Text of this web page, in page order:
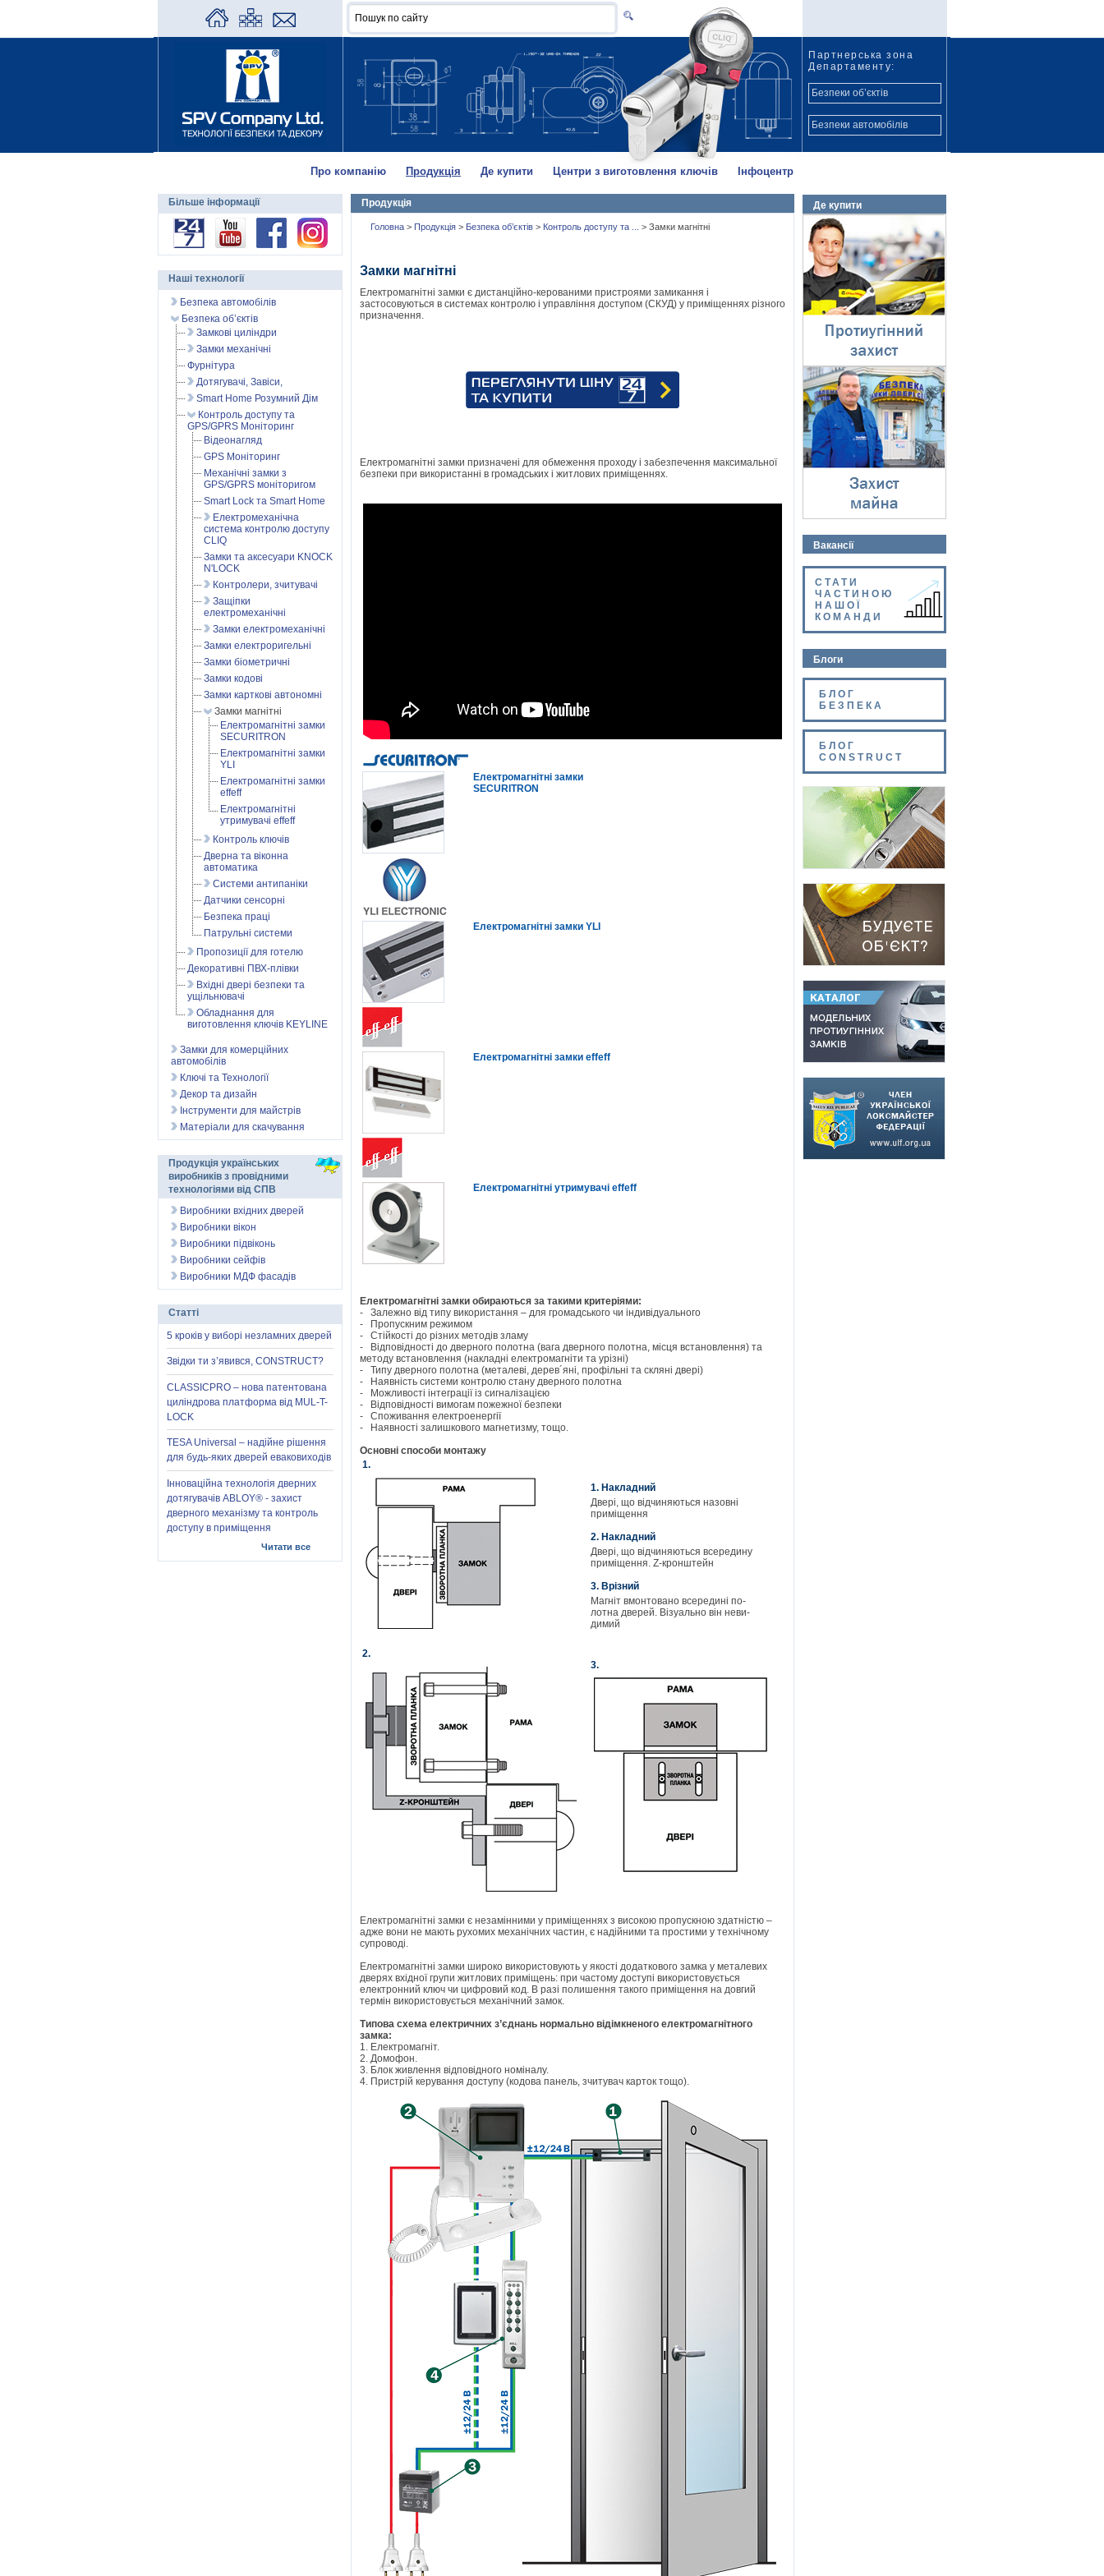
Партнерська зона
Департаменту:
Безпеки об’єктів
Безпеки автомобілів
Про компанію Продукція Де купити Центри з виготовлення ключів Інфоцентр
Продукція
Головна > Продукція > Безпека об’єктів > Контроль доступу та ... > Замки магнітні
Замки магнітні
Електромагнітні замки є дистанційно-керованими пристроями замикання і
застосовуються в системах контролю і управління доступом (СКУД) у приміщеннях різного
призначення.
Електромагнітні замки призначені для обмеження проходу і забезпечення максимальної
безпеки при використанні в громадських і житлових приміщеннях.
Електромагнітні замки
SECURITRON
Електромагнітні замки YLI
Електромагнітні замки effeff
Електромагнітні утримувачі effeff
Електромагнітні замки обираються за такими критеріями:
- Залежно від типу використання – для громадського чи індивідуального
- Пропускним режимом
- Стійкості до різних методів зламу
- Відповідності до дверного полотна (вага дверного полотна, місця встановлення) та
методу встановлення (накладні електромагніти та урізні)
- Типу дверного полотна (металеві, дерев´яні, профільні та скляні двері)
- Наявність системи контролю стану дверного полотна
- Можливості інтеграції із сигналізацією
- Відповідності вимогам пожежної безпеки
- Споживання електроенергії
- Наявності залишкового магнетизму, тощо.
Основні способи монтажу
1.
1. Накладний
Двері, що відчиняються назовні
приміщення
2. Накладний
Двері, що відчиняються всередину
приміщення. Z-кронштейн
3. Врізний
Магніт вмонтовано всередині по-
лотна дверей. Візуально він неви-
димий
2.
3.
Електромагнітні замки є незамінними у приміщеннях з високою пропускною здатністю –
адже вони не мають рухомих механічних частин, є надійними та простими у технічному
супроводі.
Електромагнітні замки широко використовують у якості додаткового замка у металевих
дверях вхідної групи житлових приміщень: при частому доступі використовується
електронний ключ чи цифровий код. В разі полишення такого приміщення на довгий
термін використовується механічний замок.
Типова схема електричних з’єднань нормально відімкненого електромагнітного
замка:
1. Електромагніт.
2. Домофон.
3. Блок живлення відповідного номіналу.
4. Пристрій керування доступу (кодова панель, зчитувач карток тощо).
Де купити
Протиугінний захист
⇓
Захист майна
⇓
Вакансії
СТАТИ
ЧАСТИНОЮ
НАШОЇ
КОМАНДИ
Блоги
БЛОГ
БЕЗПЕКА
БЛОГ
CONSTRUCT
Більше інформації
Наші технології
Безпека автомобілів
Безпека об’єктів
Замкові циліндри
Замки механічні
Фурнітура
Дотягувачі, Завіси,
Smart Home Розумний Дім
Контроль доступу та
GPS/GPRS Моніторинг
Відеонагляд
GPS Моніторинг
Механічні замки з
GPS/GPRS моніторигом
Smart Lock та Smart Home
Електромеханічна
система контролю доступу
CLIQ
Замки та аксесуари KNOCK
N'LOCK
Контролери, зчитувачі
Защіпки
електромеханічні
Замки електромеханічні
Замки електроригельні
Замки біометричні
Замки кодові
Замки карткові автономні
Замки магнітні
Електромагнітні замки
SECURITRON
Електромагнітні замки
YLI
Електромагнітні замки
effeff
Електромагнітні
утримувачі effeff
Контроль ключів
Дверна та віконна
автоматика
Системи антипаніки
Датчики сенсорні
Безпека праці
Патрульні системи
Пропозиції для готелю
Декоративні ПВХ-плівки
Вхідні двері безпеки та
ущільнювачі
Обладнання для
виготовлення ключів KEYLINE
Замки для комерційних
автомобілів
Ключі та Технології
Декор та дизайн
Інструменти для майстрів
Матеріали для скачування
Продукція українських
виробників з провідними
технологіями від СПВ
Виробники вхідних дверей
Виробники вікон
Виробники підвіконь
Виробники сейфів
Виробники МДФ фасадів
Статті
5 кроків у виборі незламних дверей
Звідки ти з’явився, CONSTRUCT?
CLASSICPRO – нова патентована
циліндрова платформа від MUL-T-
LOCK
TESA Universal – надійне рішення
для будь-яких дверей еваковиходів
Інноваційна технологія дверних
дотягувачів ABLOY® - захист
дверного механізму та контроль
доступу в приміщення
Читати все